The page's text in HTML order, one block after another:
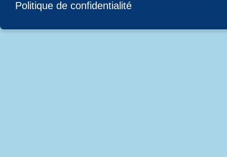
Politique de confidentialité